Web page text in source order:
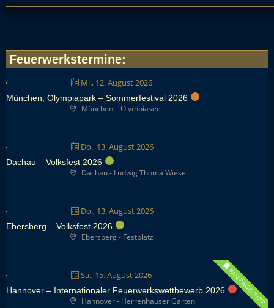
Feuerwerkstermine:
Mi., 12. August 2026
München, Olympiapark – Sommerfestival 2026
München – Olympiasee
Do., 13. August 2026
Dachau – Volksfest 2026
Dachau - Ludwig Thoma Wiese
Do., 13. August 2026
Ebersberg – Volksfest 2026
Ebersberg - Festplatz
Sa., 15. August 2026 FANPAGE-TIPP
Hannover – Internationaler Feuerwerkswettbewerb 2026
Hannover - Herrenhäuser Gärten